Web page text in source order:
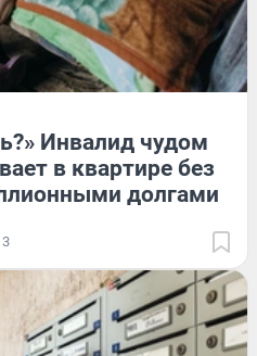
Инвалид чудом
в квартире без
долгами
3